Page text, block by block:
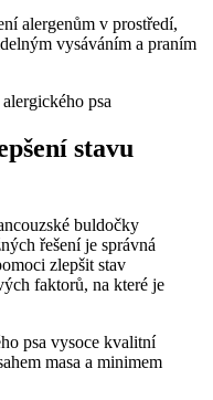
alergenům v prostředí,
vysáváním a praním
stavu
buldočky
řešení je správná
zlepšit stav
faktorů, na které je
psa vysoce kvalitní
masa a minimem